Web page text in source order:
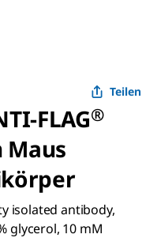
Teilen
FLAG®
isolated antibody,
glycerol, 10 mM